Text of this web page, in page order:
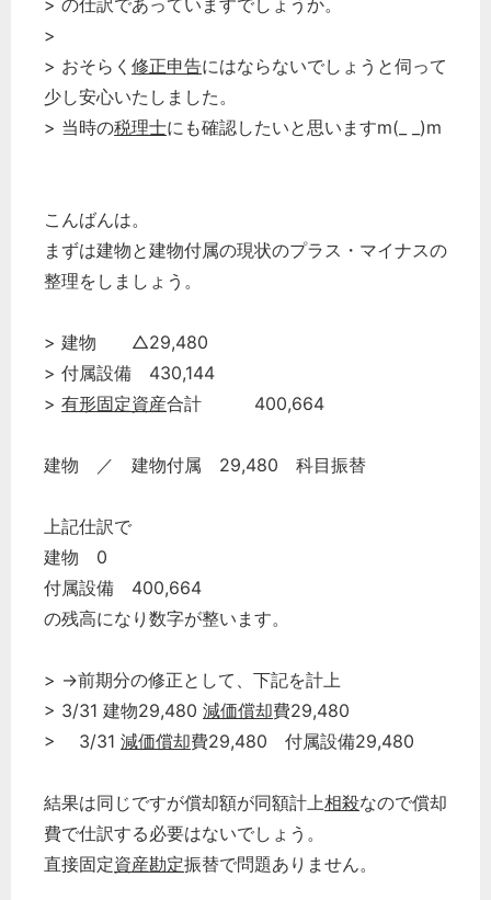
> の仕訳であっていますでしょうか。
>
> おそらく 修正申告にはならないでしょうと伺って
少し安心いたしました。
> 当時の税理士にも確認したいと思いますm(_ _)m
こんばんは。
まずは建物と建物付属の現状のプラス・マイナスの
整理をしましょう。
> 建物 △29,480
> 付属設備 430,144
> 有形固定資産合計 400,664
建物 ／ 建物付属 29,480 科目振替
上記仕訳で
建物 0
付属設備 400,664
の残高になり数字が整います。
> →前期分の修正として、下記を計上
> 3/31 建物29,480 減価償却費29,480
> 3/31 減価償却費29,480 付属設備29,480
結果は同じですが償却額が同額計上相殺なので償却
費で仕訳する必要はないでしょう。
直接固定資産勘定振替で問題ありません。